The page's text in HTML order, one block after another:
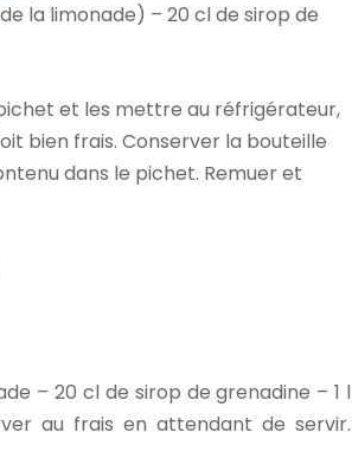
la limonade) – 20 cl de sirop de
et les mettre au réfrigérateur,
bien frais. Conserver la bouteille
dans le pichet. Remuer et
– 20 cl de sirop de grenadine – 1 l
au frais en attendant de servir.